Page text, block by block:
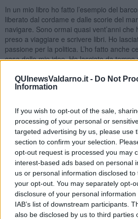
QUInewsValdarno.it - Do Not
Information
If you wish to opt-out of the sale,
processing of your personal or
targeted advertising by us, please use
section to confirm your selection.
opt-out request is processed you may
interest-based ads based on personal
us or personal information disclosed
your opt-out. You may separately opt-
disclosure of your personal
IAB’s list of downstream participants.
also be disclosed by us to third parties
In un mio libro ho fatto l’esempio del
liberato dal cordame e dalle scorie del
navigare. Sono ormai quasi vent’anni
preso a viaggiare e scrivere libri. Ho
passione per la politica. L’ho fatto anche
casa delle mie idee. Ho lasciato da
che avevano innervato la mia vita erano
morte, per una nuova appartenenza
oggi inadeguata, impacciata nei
radicalità necessaria per stare dalla parte
tutto poi uguaglianza, diritti, lavoro.
Ecco perché, la speranza di una nuova
costituente è indispensabile per
italiana. Ce n’è bisogno e io ci sarò, per
dare. Sono al limite estremo della
nella senilità. Anche se non so bene
meglio così.